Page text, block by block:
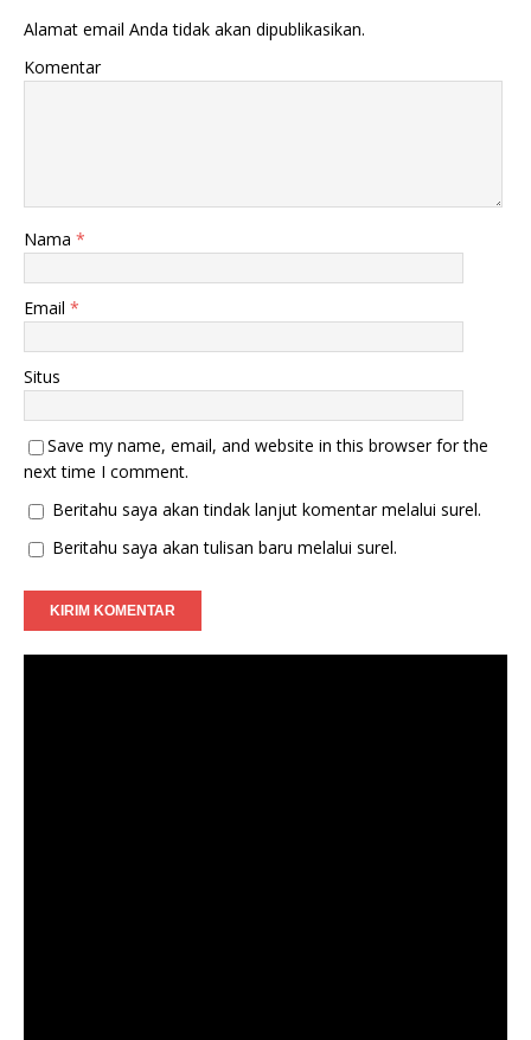
Alamat email Anda tidak akan dipublikasikan.
Komentar
Nama *
Email *
Situs
Save my name, email, and website in this browser for the
next time I comment.
Beritahu saya akan tindak lanjut komentar melalui surel.
Beritahu saya akan tulisan baru melalui surel.